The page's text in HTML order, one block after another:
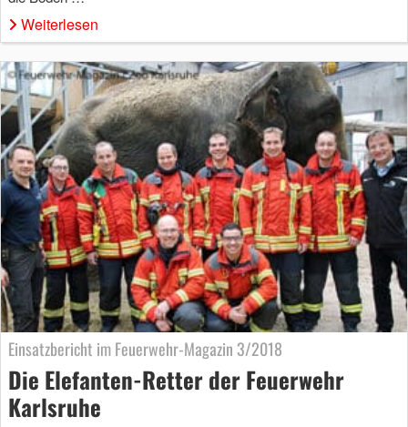
Weiterlesen
Einsatzbericht im Feuerwehr-Magazin 3/2018
Die Elefanten-Retter der Feuerwehr
Karlsruhe